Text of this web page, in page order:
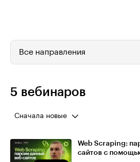
Все направления
5 вебинаров
Сначала новые
Web Scraping:
сайтов с